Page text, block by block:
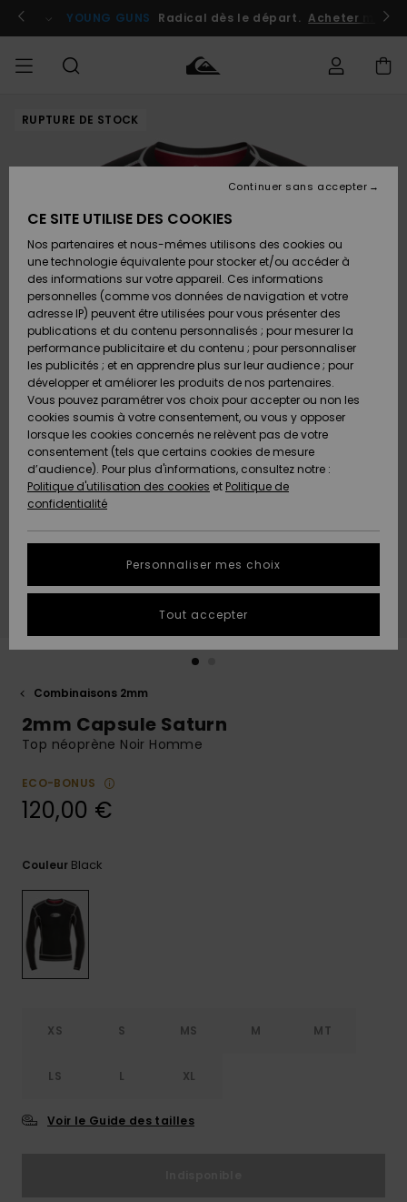
l'information
le
Se connecter / s'inscrire
YOUNG GUNS Radical dès le départ. Acheter
HOMME Vêtements
Chaussures
& Tongs
Surf
Snow
Nouveautés
A
Découvrir
Vêtements
Chaussures
& Tongs
Surf
Snow
Nouveautés
A
Découvrir
FEMME
Shop
A
Découvrir
Snow
SURF
Surf
Shop
Homme
Surf
Shop
Enfant
Highlights
Communauté
SNOW
Snow
Shop
Homme
Snow
Shop
Enfant
Snow
Shop
Femme
A
Découvrir
Communauté
OUTLET
Outlet
Homme
Enfant
Outlet
Femme
AIDE &
CONTACT
Accéder à
commande
Retours
Paiement
Carte
Cadeau
Quiksilver
Freedom
Protection
des
tailles
conversation
obtenir la
plus rapide
à votre
Consulter
MAGASINS
QUIKSILVER
RUPTURE DE STOCK
Combinaisons 2mm
2mm Capsule Saturn
Top néoprène Noir Homme
ECO-BONUS
120,00 €
Couleur Black
XS S MS M MT
LS L XL
Voir le Guide des tailles
CE SITE UTILISE DES COOKIES
Nos partenaires et nous-mêmes utilisons des cookies ou
une technologie équivalente pour stocker et/ou accéder à
des informations sur votre appareil. Ces informations
personnelles (comme vos données de navigation et votre
adresse IP) peuvent être utilisées pour vous présenter des
publications et du contenu personnalisés ; pour mesurer la
performance publicitaire et du contenu ; pour personnaliser
les publicités ; et en apprendre plus sur leur audience ; pour
développer et améliorer les produits de nos partenaires.
Vous pouvez paramétrer vos choix pour accepter ou non les
cookies soumis à votre consentement, ou vous y opposer
lorsque les cookies concernés ne relèvent pas de votre
consentement (tels que certains cookies de mesure
d’audience). Pour plus d'informations, consultez notre :
Politique d'utilisation des cookies et Politique de
confidentialité
Personnaliser mes choix
Continuer sans accepter
Tout accepter